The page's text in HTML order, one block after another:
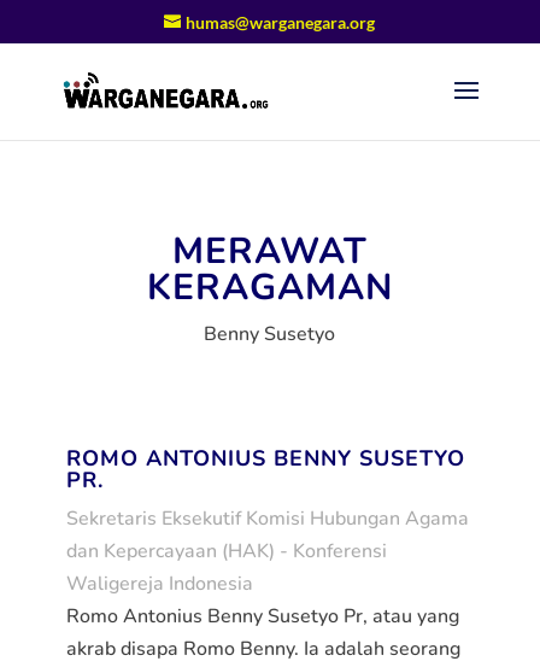
humas@warganegara.org
MERAWAT
KERAGAMAN
Benny Susetyo
ROMO ANTONIUS BENNY SUSETYO
PR.
Sekretaris Eksekutif Komisi Hubungan Agama
dan Kepercayaan (HAK) - Konferensi
Waligereja Indonesia
Romo Antonius Benny Susetyo Pr, atau yang
akrab disapa Romo Benny. Ia adalah seorang